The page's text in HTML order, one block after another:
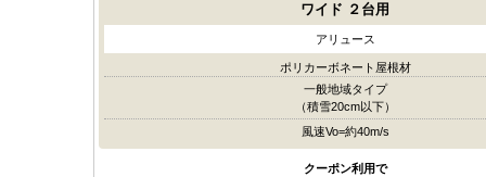
ワイド ２台用
アリュース
ポリカーボネート屋根材
一般地域タイプ
（積雪20cm以下）
風速Vo=約40m/s
クーポン利用で